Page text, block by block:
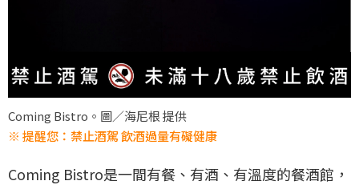
Coming Bistro。圖／海尼根 提供
※ 提醒您：禁止酒駕 飲酒過量有礙健康
Coming Bistro是一間有餐、有酒、有溫度的餐酒館，